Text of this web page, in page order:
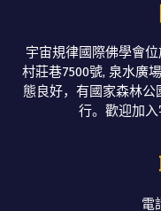
宇宙規律國際佛學會
村莊巷7500號, 泉水廣
態良好，有國家森林
行。歡迎加入
電